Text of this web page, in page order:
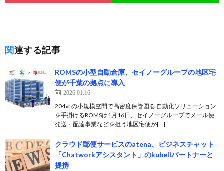
関連する記事
ROMSの小型自動倉庫、セイノーグループの地区宅
便が千葉の拠点に導入
2026.01.16
204㎡の小規模空間で高密度保管図る 自動化ソリューション
を手掛けるROMSは1月16日、セイノーグループでメール便
発送・配達事業などを担う地区宅便が[…]
クラウド郵便サービスのatena、ビジネスチャット
「Chatworkアシスタント」のkubellパートナーと
提携